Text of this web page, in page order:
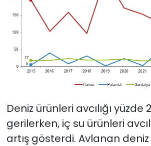
Deniz ürünleri avcılığı yüzde
gerilerken, iç su ürünleri
artış gösterdi. Avlanan deniz